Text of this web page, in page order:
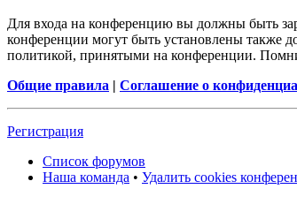
Для входа на конференцию вы должны быть
конференции могут быть установлены также
политикой, принятыми на конференции.
Общие правила | Соглашение о
Регистрация
Список форумов
Наша команда • Удалить cookies